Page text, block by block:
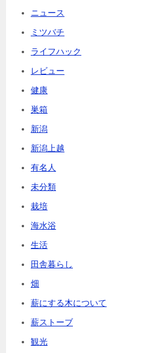
ニュース
ミツバチ
ライフハック
レビュー
健康
巣箱
新潟
新潟上越
有名人
未分類
栽培
海水浴
生活
田舎暮らし
畑
薪にする木について
薪ストーブ
観光